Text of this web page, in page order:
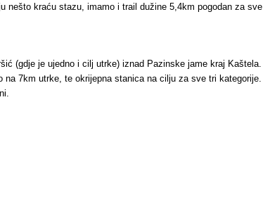
nešto kraću stazu, imamo i trail dužine 5,4km pogodan za sve
(gdje je ujedno i cilj utrke) iznad Pazinske jame kraj Kaštela.
7km utrke, te okrijepna stanica na cilju za sve tri kategorije.